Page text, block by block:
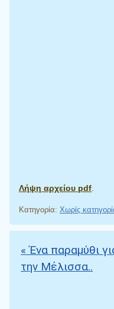
Λήψη αρχείου pdf
Κατηγορία: Χωρίς
« Ένα παραμύθι
την Μέλισσα..